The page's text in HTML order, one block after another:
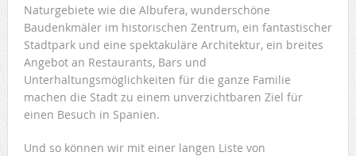
Naturgebiete wie die Albufera, wunderschöne
Baudenkmäler im historischen Zentrum, ein fantastischer
Stadtpark und eine spektakuläre Architektur, ein breites
Angebot an Restaurants, Bars und
Unterhaltungsmöglichkeiten für die ganze Familie
machen die Stadt zu einem unverzichtbaren Ziel für
einen Besuch in Spanien.
Und so können wir mit einer langen Liste von